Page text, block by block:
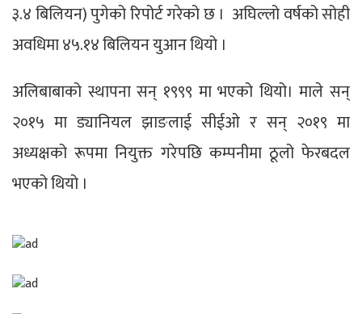
३.४ बिलियन) पुगेको रिपोर्ट गरेको छ । अघिल्लो वर्षको सोही
अवधिमा ४५.१४ बिलियन युआन थियो ।
अलिबाबाको स्थापना सन् १९९९ मा भएको थियो। माले सन्
२०१५ मा ड्यानियल झाङलाई सीईओ र सन् २०१९ मा
अध्यक्षको रूपमा नियुक्त गरेपछि कम्पनीमा ठूलो फेरबदल
भएको थियो ।